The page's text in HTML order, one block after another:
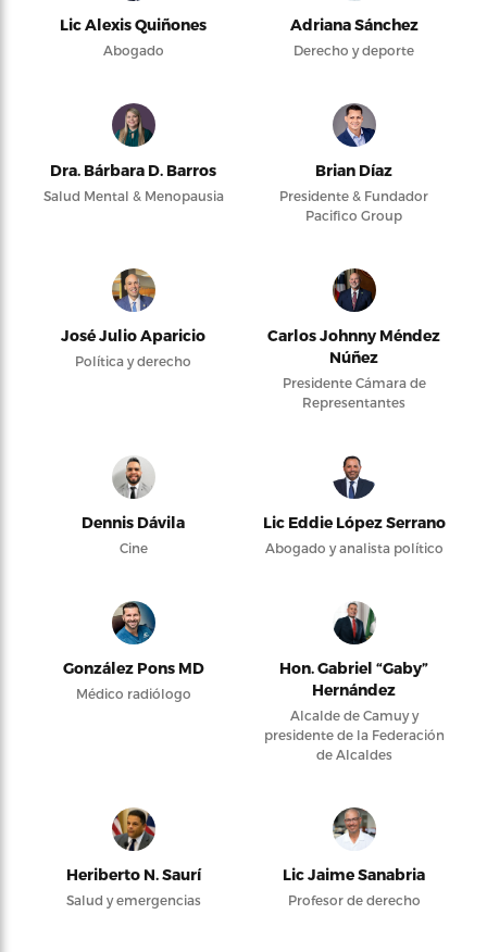
Lic Alexis Quiñones
Abogado
Adriana Sánchez
Derecho y deporte
Dra. Bárbara D. Barros
Salud Mental & Menopausia
Brian Díaz
Presidente & Fundador
Pacifico Group
José Julio Aparicio
Política y derecho
Carlos Johnny Méndez
Núñez
Presidente Cámara de
Representantes
Dennis Dávila
Cine
Lic Eddie López Serrano
Abogado y analista político
González Pons MD
Médico radiólogo
Hon. Gabriel “Gaby”
Hernández
Alcalde de Camuy y
presidente de la Federación
de Alcaldes
Heriberto N. Saurí
Salud y emergencias
Lic Jaime Sanabria
Profesor de derecho